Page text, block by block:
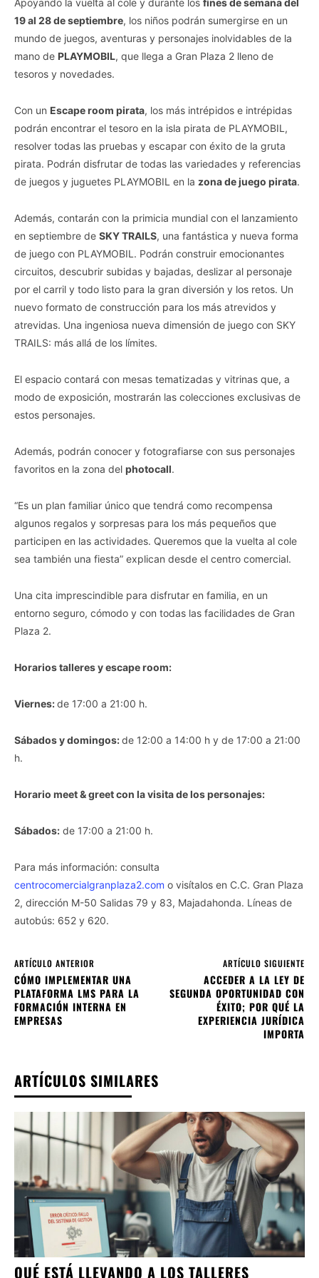
Apoyando la vuelta al cole y durante los fines de semana del
19 al 28 de septiembre, los niños podrán sumergirse en un
mundo de juegos, aventuras y personajes inolvidables de la
mano de PLAYMOBIL, que llega a Gran Plaza 2 lleno de
tesoros y novedades.
Con un Escape room pirata, los más intrépidos e intrépidas
podrán encontrar el tesoro en la isla pirata de PLAYMOBIL,
resolver todas las pruebas y escapar con éxito de la gruta
pirata. Podrán disfrutar de todas las variedades y referencias
de juegos y juguetes PLAYMOBIL en la zona de juego pirata.
Además, contarán con la primicia mundial con el lanzamiento
en septiembre de SKY TRAILS, una fantástica y nueva forma
de juego con PLAYMOBIL. Podrán construir emocionantes
circuitos, descubrir subidas y bajadas, deslizar al personaje
por el carril y todo listo para la gran diversión y los retos. Un
nuevo formato de construcción para los más atrevidos y
atrevidas. Una ingeniosa nueva dimensión de juego con SKY
TRAILS: más allá de los límites.
El espacio contará con mesas tematizadas y vitrinas que, a
modo de exposición, mostrarán las colecciones exclusivas de
estos personajes.
Además, podrán conocer y fotografiarse con sus personajes
favoritos en la zona del photocall.
“Es un plan familiar único que tendrá como recompensa
algunos regalos y sorpresas para los más pequeños que
participen en las actividades. Queremos que la vuelta al cole
sea también una fiesta” explican desde el centro comercial.
Una cita imprescindible para disfrutar en familia, en un
entorno seguro, cómodo y con todas las facilidades de Gran
Plaza 2.
Horarios talleres y escape room:
Viernes:de 17:00 a 21:00 h.
Sábados y domingos:de 12:00 a 14:00 h y de 17:00 a 21:00
h.
Horario meet & greet con la visita de los personajes:
Sábados: de 17:00 a 21:00 h.
Para más información: consulta
centrocomercialgranplaza2.com o visítalos en C.C. Gran Plaza
2, dirección M-50 Salidas 79 y 83, Majadahonda. Líneas de
autobús: 652 y 620.
ARTÍCULO ANTERIOR
CÓMO IMPLEMENTAR UNA
PLATAFORMA LMS PARA LA
FORMACIÓN INTERNA EN
EMPRESAS
ARTÍCULO SIGUIENTE
ACCEDER A LA LEY DE
SEGUNDA OPORTUNIDAD CON
ÉXITO; POR QUÉ LA
EXPERIENCIA JURÍDICA
IMPORTA
ARTÍCULOS SIMILARES
QUÉ ESTÁ LLEVANDO A LOS TALLERES